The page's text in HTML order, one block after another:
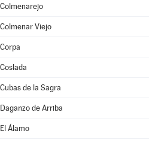
Colmenarejo
Colmenar Viejo
Corpa
Coslada
Cubas de la Sagra
Daganzo de Arriba
El Álamo